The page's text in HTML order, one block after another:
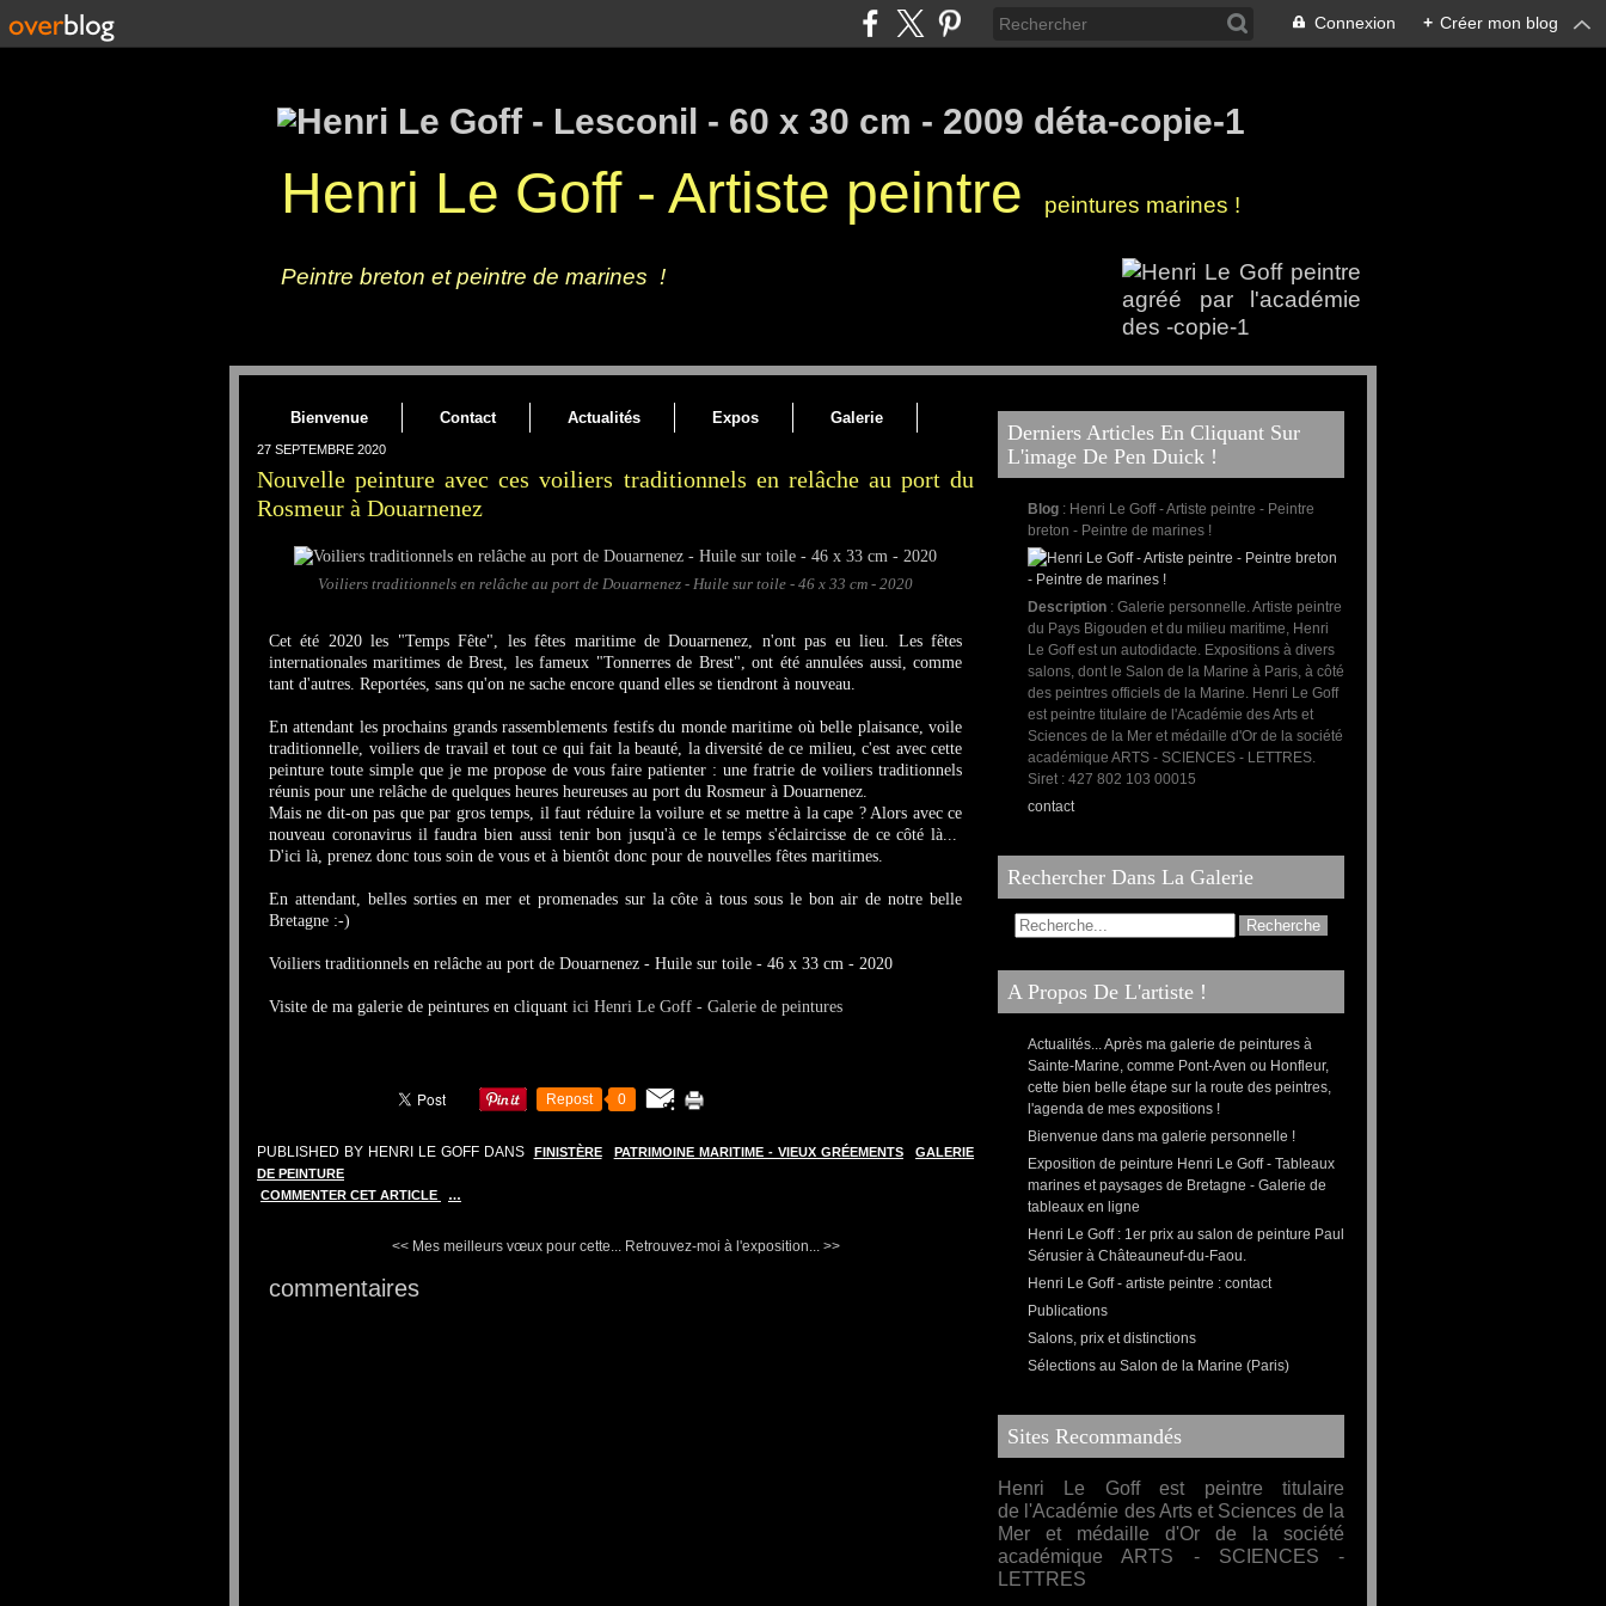
Connexion + Créer mon blog
Henri Le Goff - Artiste peintre peintures marines !
Peintre breton et peintre de marines !
Bienvenue Contact Actualités Expos Galerie
27 SEPTEMBRE 2020
Nouvelle peinture avec ces voiliers traditionnels en relâche au port du
Rosmeur à Douarnenez
Voiliers traditionnels en relâche au port de Douarnenez - Huile sur toile - 46 x 33 cm - 2020
Cet été 2020 les "Temps Fête", les fêtes maritime de Douarnenez, n'ont pas eu lieu. Les fêtes
internationales maritimes de Brest, les fameux "Tonnerres de Brest", ont été annulées aussi, comme
tant d'autres. Reportées, sans qu'on ne sache encore quand elles se tiendront à nouveau.
En attendant les prochains grands rassemblements festifs du monde maritime où belle plaisance, voile
traditionnelle, voiliers de travail et tout ce qui fait la beauté, la diversité de ce milieu, c'est avec cette
peinture toute simple que je me propose de vous faire patienter : une fratrie de voiliers traditionnels
réunis pour une relâche de quelques heures heureuses au port du Rosmeur à Douarnenez.
Mais ne dit-on pas que par gros temps, il faut réduire la voilure et se mettre à la cape ? Alors avec ce
nouveau coronavirus il faudra bien aussi tenir bon jusqu'à ce le temps s'éclaircisse de ce côté là...
D'ici là, prenez donc tous soin de vous et à bientôt donc pour de nouvelles fêtes maritimes.
En attendant, belles sorties en mer et promenades sur la côte à tous sous le bon air de notre belle
Bretagne :-)
Voiliers traditionnels en relâche au port de Douarnenez - Huile sur toile - 46 x 33 cm - 2020
Visite de ma galerie de peintures en cliquant ici Henri Le Goff - Galerie de peintures
Repost 0
PUBLISHED BY HENRI LE GOFF DANS FINISTÈRE PATRIMOINE MARITIME - VIEUX GRÉEMENTS
GALERIE
DE PEINTURE
COMMENTER CET ARTICLE
…
<< Mes meilleurs vœux pour cette... Retrouvez-moi à l'exposition... >>
commentaires
Derniers Articles En Cliquant Sur
L'image De Pen Duick !
Blog : Henri Le Goff - Artiste peintre - Peintre
breton - Peintre de marines !
Description : Galerie personnelle. Artiste peintre
du Pays Bigouden et du milieu maritime, Henri
Le Goff est un autodidacte. Expositions à divers
salons, dont le Salon de la Marine à Paris, à côté
des peintres officiels de la Marine. Henri Le Goff
est peintre titulaire de l'Académie des Arts et
Sciences de la Mer et médaille d'Or de la société
académique ARTS - SCIENCES - LETTRES.
Siret : 427 802 103 00015
contact
Rechercher Dans La Galerie
A Propos De L'artiste !
Actualités... Après ma galerie de peintures à
Sainte-Marine, comme Pont-Aven ou Honfleur,
cette bien belle étape sur la route des peintres,
l'agenda de mes expositions !
Bienvenue dans ma galerie personnelle !
Exposition de peinture Henri Le Goff - Tableaux
marines et paysages de Bretagne - Galerie de
tableaux en ligne
Henri Le Goff : 1er prix au salon de peinture Paul
Sérusier à Châteauneuf-du-Faou.
Henri Le Goff - artiste peintre : contact
Publications
Salons, prix et distinctions
Sélections au Salon de la Marine (Paris)
Sites Recommandés
Henri Le Goff est peintre titulaire
de l'Académie des Arts et Sciences de la
Mer et médaille d'Or de la société
académique ARTS - SCIENCES -
LETTRES